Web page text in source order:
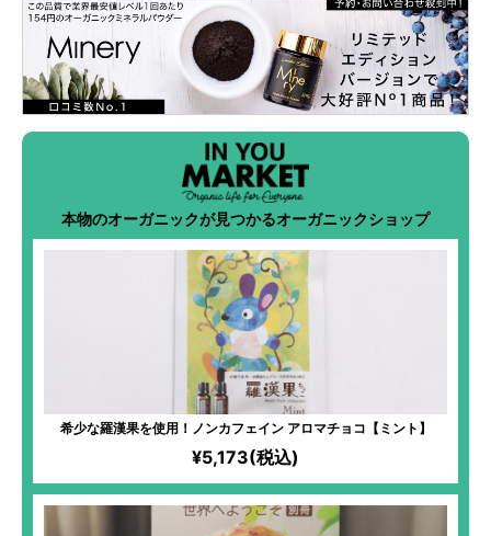
本物のオーガニックが見つかるオーガニックショップ
希少な羅漢果を使用！ノンカフェイン アロマチョコ【ミント】
¥5,173(税込)